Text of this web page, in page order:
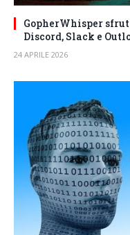
GopherWhisper
Discord, Slack e
24 APRILE 2026